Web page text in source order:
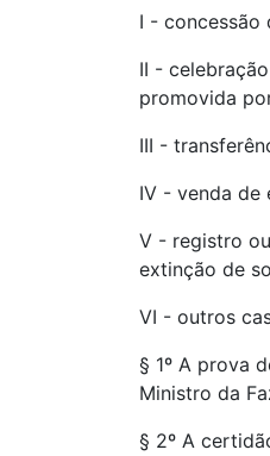
I - concessão
II -
promovida
III -
IV - venda de
V - registro
extinção de
VI - outros
§ 1º A prova
Ministro da
§ 2º A